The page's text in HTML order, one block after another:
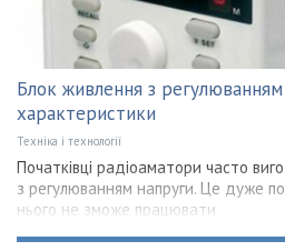
Блок живлення з регулюванням
характеристики
Техніка і технології
Початківці радіоаматори часто
з регулюванням напруги. Це дуже
нього не зможе працювати